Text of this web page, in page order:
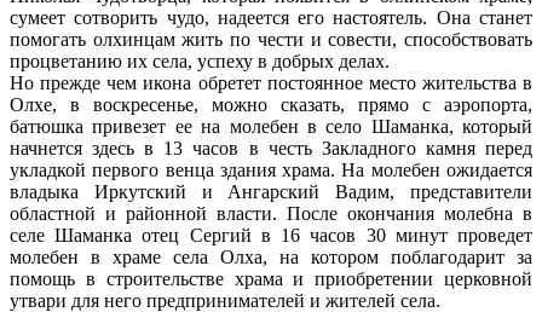
сумеет сотворить чудо, надеется его настоятель. Она станет
помогать олхинцам жить по чести и совести, способствовать
процветанию их села, успеху в добрых делах.
Но прежде чем икона обретет постоянное место жительства в
Олхе, в воскресенье, можно сказать, прямо с аэропорта,
батюшка привезет ее на молебен в село Шаманка, который
начнется здесь в 13 часов в честь Закладного камня перед
укладкой первого венца здания храма. На молебен ожидается
владыка Иркутский и Ангарский Вадим, представители
областной и районной власти. После окончания молебна в
селе Шаманка отец Сергий в 16 часов 30 минут проведет
молебен в храме села Олха, на котором поблагодарит за
помощь в строительстве храма и приобретении церковной
утвари для него предпринимателей и жителей села.